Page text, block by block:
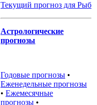
Текущий прогноз для Рыб
Астрологические
прогнозы
Годовые прогнозы •
Еженедельные прогнозы
• Ежемесячные
прогнозы •